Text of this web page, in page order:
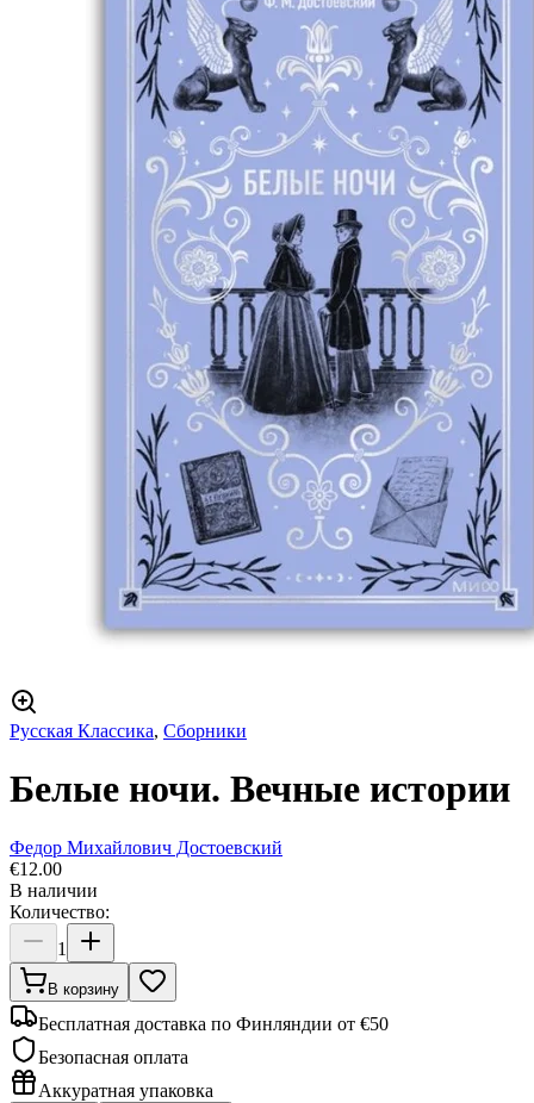
Русская Классика, Сборники
Белые ночи. Вечные истории
Федор Михайлович Достоевский
€12.00
В наличии
Количество:
1
В корзину
Бесплатная доставка по Финляндии от €50
Безопасная оплата
Аккуратная упаковка